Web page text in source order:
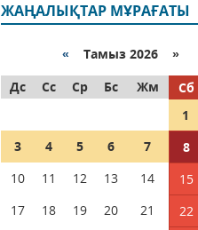
ЖАҢАЛЫҚТАР МҰРАҒАТЫ
« Тамыз 2026 »
Дс
Сс Ср Бс Жм Сб
1
3
4 5 6 7 8
10
11 12 13 14 15
17
18 19 20 21 22